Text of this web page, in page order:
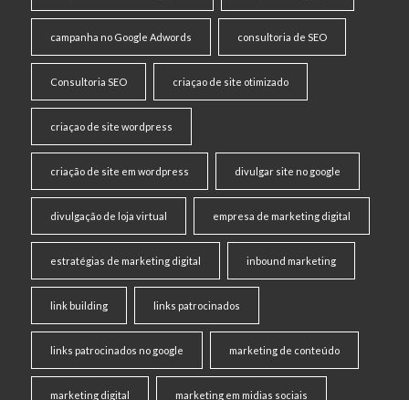
campanha no Google Adwords consultoria de SEO
Consultoria SEO criaçao de site otimizado
criaçao de site wordpress
criação de site em wordpress divulgar site no google
divulgação de loja virtual empresa de marketing digital
estratégias de marketing digital inbound marketing
link building links patrocinados
links patrocinados no google marketing de conteúdo
marketing digital marketing em midias sociais